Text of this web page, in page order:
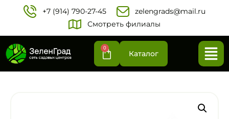
+7 (914) 790-27-45‬
zelengrads@mail.ru
Смотреть филиалы
0
Каталог